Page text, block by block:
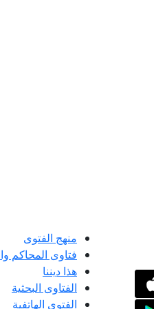
منهج الفتوى
فتاوى المحاكم
هذا ديننا
الفتاوى البحثية
الفتوى الهاتفية